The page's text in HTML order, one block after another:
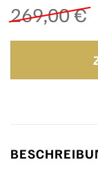
269,00€